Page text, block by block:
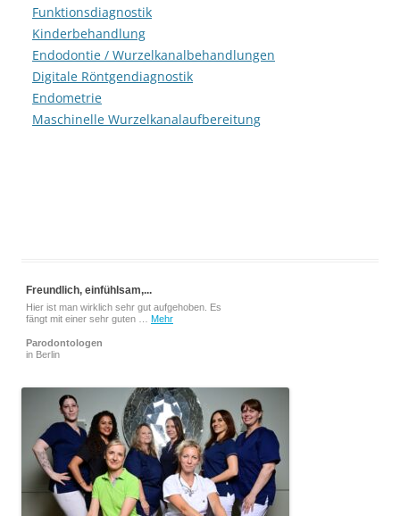
Funktionsdiagnostik
Kinderbehandlung
Endodontie / Wurzelkanalbehandlungen
Digitale Röntgendiagnostik
Endometrie
Maschinelle Wurzelkanalaufbereitung
Freundlich, einfühlsam,...
Hier ist man wirklich sehr gut aufgehoben. Es
fängt mit einer sehr guten … Mehr
Parodontologen
in Berlin